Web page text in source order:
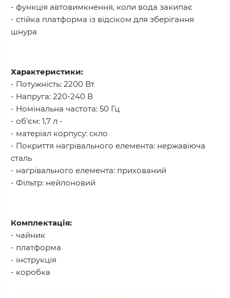
- функція автовимкнення, коли вода закипає
- стійка платформа із відсіком для зберігання
шнура
Характеристики:
- Потужність: 2200 Вт
- Напруга: 220-240 В
- Номінальна частота: 50 Гц
- об'єм: 1,7 л -
- матеріал корпусу: скло
- Покриття нагрівального елемента: нержавіюча
сталь
- нагрівального елемента: прихований
- Фільтр: нейлоновий
Комплектація:
- чайник
- платформа
- інструкція
- коробка